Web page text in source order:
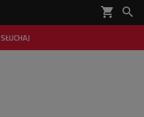
shopping_cart 
SŁUCHAJ
